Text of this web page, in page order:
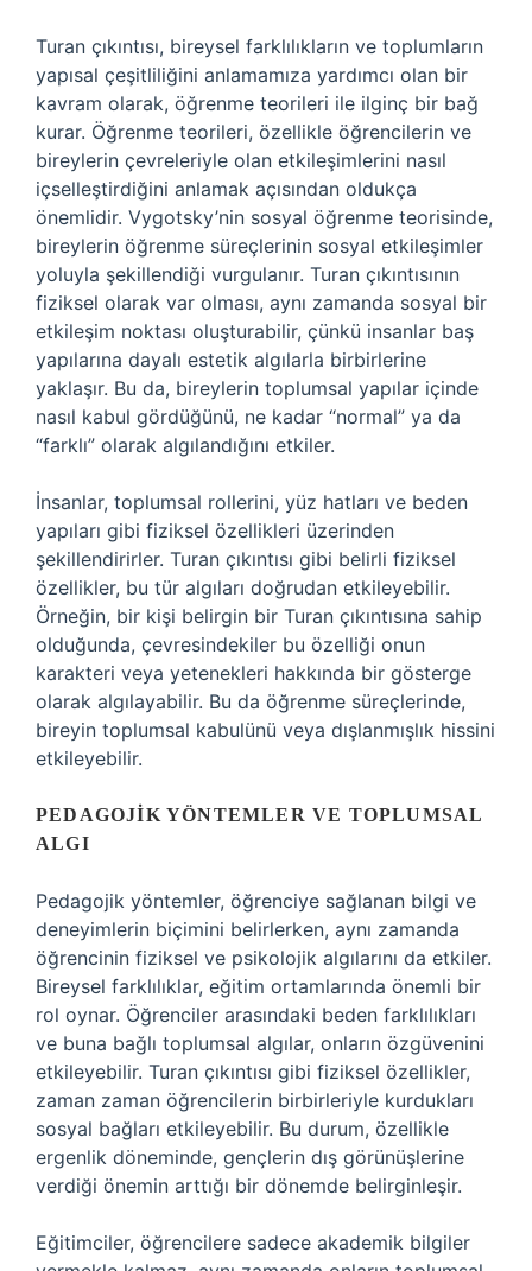
Turan çıkıntısı, bireysel farklılıkların ve toplumların
yapısal çeşitliliğini anlamamıza yardımcı olan bir
kavram olarak, öğrenme teorileri ile ilginç bir bağ
kurar. Öğrenme teorileri, özellikle öğrencilerin ve
bireylerin çevreleriyle olan etkileşimlerini nasıl
içselleştirdiğini anlamak açısından oldukça
önemlidir. Vygotsky’nin sosyal öğrenme teorisinde,
bireylerin öğrenme süreçlerinin sosyal etkileşimler
yoluyla şekillendiği vurgulanır. Turan çıkıntısının
fiziksel olarak var olması, aynı zamanda sosyal bir
etkileşim noktası oluşturabilir, çünkü insanlar baş
yapılarına dayalı estetik algılarla birbirlerine
yaklaşır. Bu da, bireylerin toplumsal yapılar içinde
nasıl kabul gördüğünü, ne kadar “normal” ya da
“farklı” olarak algılandığını etkiler.
İnsanlar, toplumsal rollerini, yüz hatları ve beden
yapıları gibi fiziksel özellikleri üzerinden
şekillendirirler. Turan çıkıntısı gibi belirli fiziksel
özellikler, bu tür algıları doğrudan etkileyebilir.
Örneğin, bir kişi belirgin bir Turan çıkıntısına sahip
olduğunda, çevresindekiler bu özelliği onun
karakteri veya yetenekleri hakkında bir gösterge
olarak algılayabilir. Bu da öğrenme süreçlerinde,
bireyin toplumsal kabulünü veya dışlanmışlık hissini
etkileyebilir.
PEDAGOJIK YÖNTEMLER VE TOPLUMSAL
ALGI
Pedagojik yöntemler, öğrenciye sağlanan bilgi ve
deneyimlerin biçimini belirlerken, aynı zamanda
öğrencinin fiziksel ve psikolojik algılarını da etkiler.
Bireysel farklılıklar, eğitim ortamlarında önemli bir
rol oynar. Öğrenciler arasındaki beden farklılıkları
ve buna bağlı toplumsal algılar, onların özgüvenini
etkileyebilir. Turan çıkıntısı gibi fiziksel özellikler,
zaman zaman öğrencilerin birbirleriyle kurdukları
sosyal bağları etkileyebilir. Bu durum, özellikle
ergenlik döneminde, gençlerin dış görünüşlerine
verdiği önemin arttığı bir dönemde belirginleşir.
Eğitimciler, öğrencilere sadece akademik bilgiler